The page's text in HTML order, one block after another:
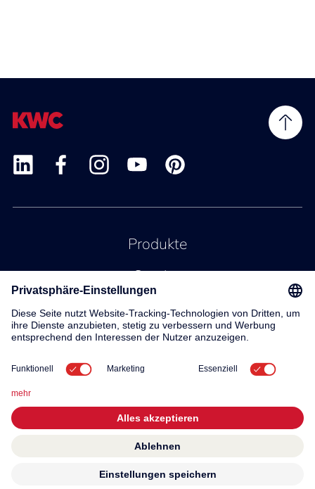
Produkte
Service
Kontakt
Über uns
Allgemeine Geschäftsbedingungen
Impressum
Datenschutz